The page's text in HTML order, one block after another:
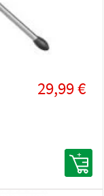
29,99 €